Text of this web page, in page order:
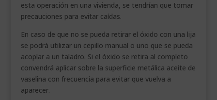
esta operación en una vivienda, se tendrían que tomar
precauciones para evitar caídas.
En caso de que no se pueda retirar el óxido con una lija
se podrá utilizar un cepillo manual o uno que se pueda
acoplar a un taladro. Si el óxido se retira al completo
convendrá aplicar sobre la superficie metálica aceite de
vaselina con frecuencia para evitar que vuelva a
aparecer.